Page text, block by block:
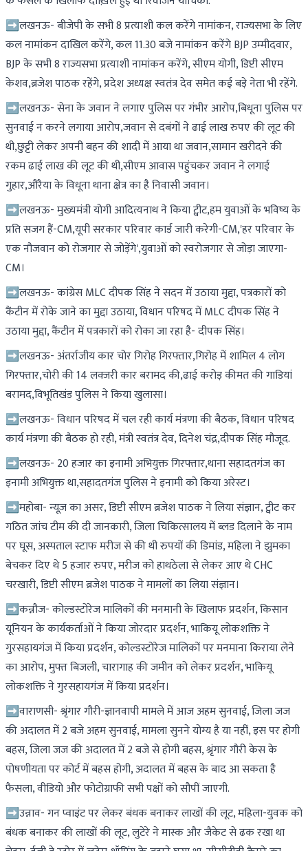
➡लखनऊ- बीजेपी के सभी 8 प्रत्याशी कल करेंगे नामांकन, राज्यसभा के लिए
कल नामांकन दाखिल करेंगे, कल 11.30 बजे नामांकन करेंगे BJP उम्मीदवार,
BJP के सभी 8 राज्यसभा प्रत्याशी नामांकन करेंगे, सीएम योगी, डिप्टी सीएम
केशव,ब्रजेश पाठक रहेंगे, प्रदेश अध्यक्ष स्वतंत्र देव समेत कई बड़े नेता भी रहेंगे.
➡लखनऊ- सेना के जवान ने लगाए पुलिस पर गंभीर आरोप,बिधूना पुलिस पर
सुनवाई न करने लगाया आरोप,जवान से दबंगों ने ढाई लाख रुपए की लूट की
थी,छुट्टी लेकर अपनी बहन की शादी में आया था जवान,सामान खरीदने की
रकम ढाई लाख की लूट की थी,सीएम आवास पहुंचकर जवान ने लगाई
गुहार,औरैया के विधूना थाना क्षेत्र का है निवासी जवान।
➡लखनऊ- मुख्यमंत्री योगी आदित्यनाथ ने किया ट्वीट,हम युवाओं के भविष्य के
प्रति सजग हैं-CM,यूपी सरकार परिवार कार्ड जारी करेगी-CM,'हर परिवार के
एक नौजवान को रोजगार से जोड़ेंगे',युवाओं को स्वरोजगार से जोड़ा जाएगा-
CM।
➡लखनऊ- कांग्रेस MLC दीपक सिंह ने सदन में उठाया मुद्दा, पत्रकारों को
कैंटीन में रोके जाने का मुद्दा उठाया, विधान परिषद में MLC दीपक सिंह ने
उठाया मुद्दा, कैंटीन में पत्रकारों को रोका जा रहा है- दीपक सिंह।
➡लखनऊ- अंतर्राजीय कार चोर गिरोह गिरफ्तार,गिरोह में शामिल 4 लोग
गिरफ्तार,चोरी की 14 लक्जरी कार बरामद की,ढाई करोड़ कीमत की गाडियां
बरामद,विभूतिखंड पुलिस ने किया खुलासा।
➡लखनऊ- विधान परिषद में चल रही कार्य मंत्रणा की बैठक, विधान परिषद
कार्य मंत्रणा की बैठक हो रही, मंत्री स्वतंत्र देव, दिनेश चंद्र,दीपक सिंह मौजूद.
➡लखनऊ- 20 हजार का इनामी अभियुक्त गिरफ्तार,थाना सहादतगंज का
इनामी अभियुक्त था,सहादतगंज पुलिस ने इनामी को किया अरेस्ट।
➡महोबा- न्यूज़ का असर, डिप्टी सीएम ब्रजेश पाठक ने लिया संज्ञान, ट्वीट कर
गठित जांच टीम की दी जानकारी, जिला चिकित्सालय में ब्लड दिलाने के नाम
पर घूस, अस्पताल स्टाफ मरीज से की थी रुपयों की डिमांड, महिला ने झुमका
बेचकर दिए थे 5 हजार रुपए, मरीज को हाथठेला से लेकर आए थे CHC
चरखारी, डिप्टी सीएम ब्रजेश पाठक ने मामलों का लिया संज्ञान।
➡कन्नौज- कोल्डस्टोरेज मालिकों की मनमानी के खिलाफ प्रदर्शन, किसान
यूनियन के कार्यकर्ताओं ने किया जोरदार प्रदर्शन, भाकियू लोकशक्ति ने
गुरसहायगंज में किया प्रदर्शन, कोल्डस्टोरेज मालिकों पर मनमाना किराया लेने
का आरोप, मुफ्त बिजली, चारागाह की जमीन को लेकर प्रदर्शन, भाकियू
लोकशक्ति ने गुरसहायगंज में किया प्रदर्शन।
➡वाराणसी- श्रृंगार गौरी-ज्ञानवापी मामले में आज अहम सुनवाई, जिला जज
की अदालत में 2 बजे अहम सुनवाई, मामला सुनने योग्य है या नहीं, इस पर होगी
बहस, जिला जज की अदालत में 2 बजे से होगी बहस, श्रृंगार गौरी केस के
पोषणीयता पर कोर्ट में बहस होगी, अदालत में बहस के बाद आ सकता है
फैसला, वीडियो और फोटोग्राफी सभी पक्षों को सौपीं जाएगी.
➡उन्नाव- गन प्वाइंट पर लेकर बंधक बनाकर लाखों की लूट, महिला-युवक को
बंधक बनाकर की लाखों की लूट, लुटेरे ने मास्क और जैकेट से ढक रखा था